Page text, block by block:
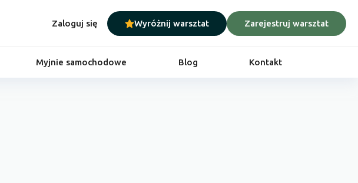
Zaloguj się Wyróżnij warsztat Zarejestruj warsztat
Myjnie samochodowe Blog Kontakt